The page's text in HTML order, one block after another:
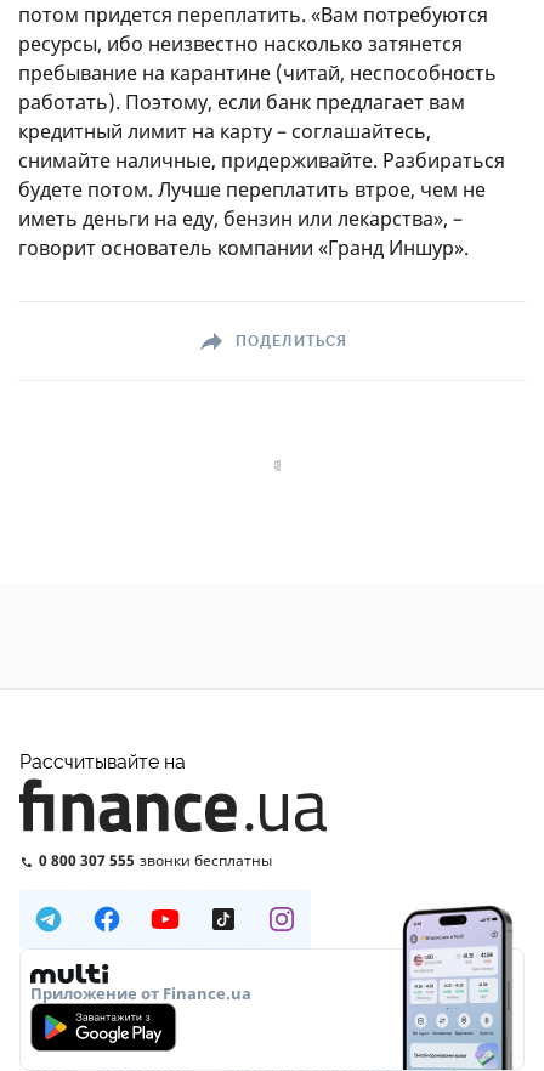
потом придется переплатить. «Вам потребуются
ресурсы, ибо неизвестно насколько затянется
пребывание на карантине (читай, неспособность
работать). Поэтому, если банк предлагает вам
кредитный лимит на карту – соглашайтесь,
снимайте наличные, придерживайте. Разбираться
будете потом. Лучше переплатить втрое, чем не
иметь деньги на еду, бензин или лекарства», –
говорит основатель компании «Гранд Иншур».
ПОДЕЛИТЬСЯ
Рассчитывайте на
0 800 307 555 звонки бесплатны
Приложение от Finance.ua